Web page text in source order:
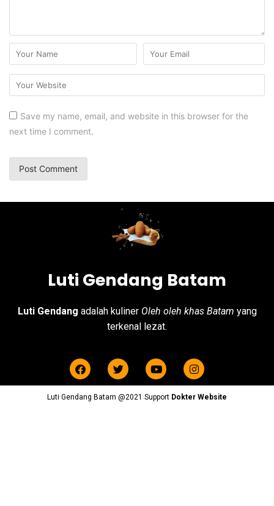
Save my name, email, and website in this browser for the
next time I comment.
Luti Gendang Batam
Luti Gendang adalah kuliner Oleh oleh khas Batam yang
terkenal lezat.
Luti Gendang Batam @2021 Support Dokter Website